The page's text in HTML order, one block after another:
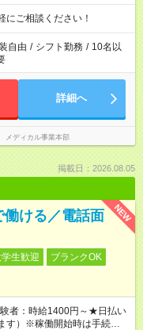
ご相談ください！
自由 / シフト勤務 / 10名以
詳細へ
メディカル事業本部
掲載日：2026.08.05
NEW
ける／電話面
学生歓迎
ブランクOK
者：時給1400円～★日払い
す）※稼働開始時は手続き完